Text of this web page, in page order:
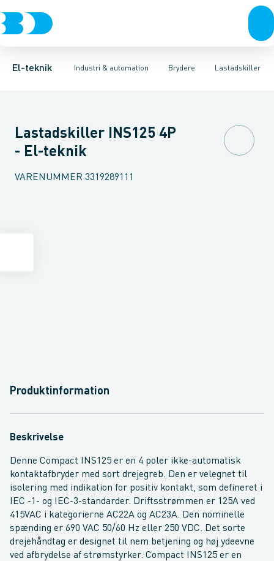
El-teknik Industri & automation
Afbrydere, stikkontakter & lampeudtagForgreningsmateriel
Brydere
Industristiksystemer Frekvensomformere og softstartere
Lastadskiller
Motorbetjening for effektafbryder Ombygningssæt til
Lastadskiller INS125 4P
- El-teknik
VARENUMMER 3319289111
Produktinformation
Beskrivelse
Denne Compact INS125 er en 4 poler ikke-automatisk
kontaktafbryder med sort drejegreb. Den er velegnet til
isolering med indikation for positiv kontakt, som defineret i
IEC -1- og IEC-3-standarder. Driftsstrømmen er 125A ved
415VAC i kategorierne AC22A og AC23A. Den nominelle
spænding er 690 VAC 50/60 Hz eller 250 VDC. Det sorte
drejehåndtag er designet til nem betjening og høj ydeevne
ved afbrydelse af strømstyrker. Compact INS125 er en